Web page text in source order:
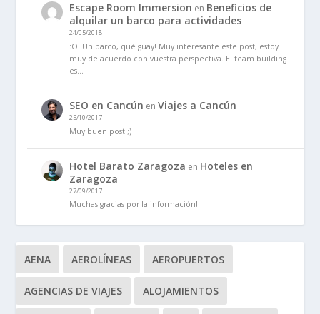
Escape Room Immersion en Beneficios de
alquilar un barco para actividades
24/05/2018
:O ¡Un barco, qué guay! Muy interesante este post, estoy
muy de acuerdo con vuestra perspectiva. El team building
es…
SEO en Cancún enViajes a Cancún
25/10/2017
Muy buen post ;)
Hotel Barato Zaragoza en Hoteles en
Zaragoza
27/09/2017
Muchas gracias por la información!
AENA AEROLÍNEAS AEROPUERTOS
AGENCIAS DE VIAJES ALOJAMIENTOS